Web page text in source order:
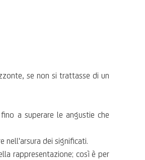
se non si trattasse di un
a superare le angustie che
nell'arsura dei significati.
rappresentazione; così è per